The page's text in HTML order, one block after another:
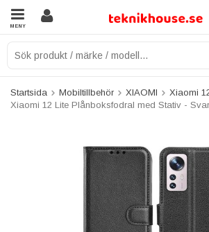
MENY
Startsida Mobiltillbehör XIAOMI
Xiaomi
Xiaomi 12 Lite Plånboksfodral med Stativ -